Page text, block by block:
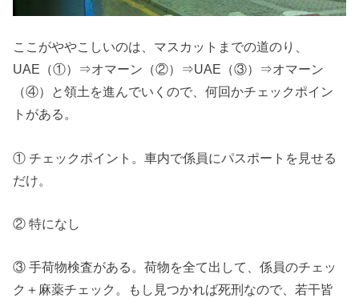
ここがややこしいのは、マスカットまでの道のり、
UAE（①）⇒オマーン（②）⇒UAE（③）⇒オマーン
（④）と領土を進んでいくので、何回かチェックポイン
トがある。
① チェックポイント。車内で係員にパスポートを見せる
だけ。
② 特になし
③ 手荷物検査がある。荷物を全て出して、係員のチェッ
ク＋麻薬チェック。もし見つかれば死刑なので、若干皆